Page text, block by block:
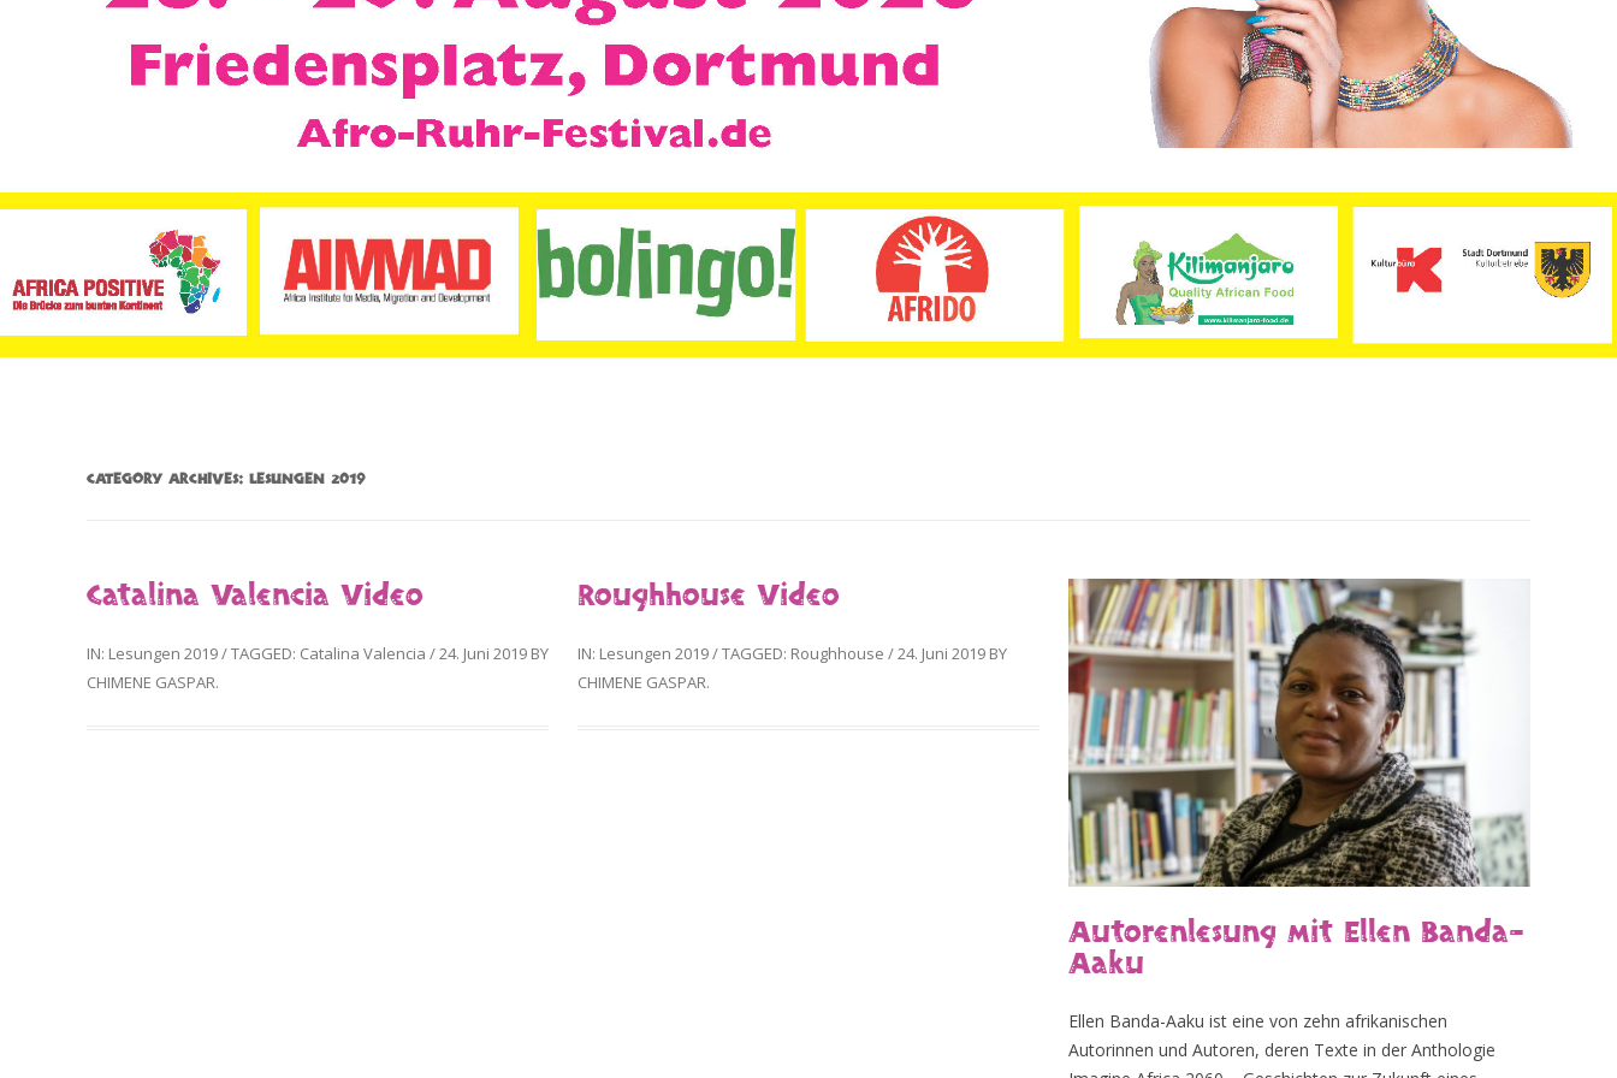
CATEGORY ARCHIVES: LESUNGEN 2019
Catalina Valencia Video
IN: Lesungen 2019/TAGGED: Catalina Valencia /24. Juni 2019 BY
CHIMENE GASPAR.
Roughhouse Video
IN: Lesungen 2019/TAGGED: Roughhouse /24. Juni 2019 BY
CHIMENE GASPAR.
Autorenlesung mit Ellen Banda-
Aaku
Ellen Banda-Aaku ist eine von zehn afrikanischen
Autorinnen und Autoren, deren Texte in der Anthologie